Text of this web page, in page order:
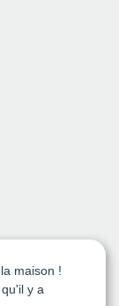
maison !
y a